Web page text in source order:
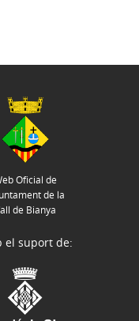
Oficial de
de la
de Bianya
el suport de: